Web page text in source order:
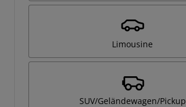
Limousine
SUV/Geländewagen/Pickup